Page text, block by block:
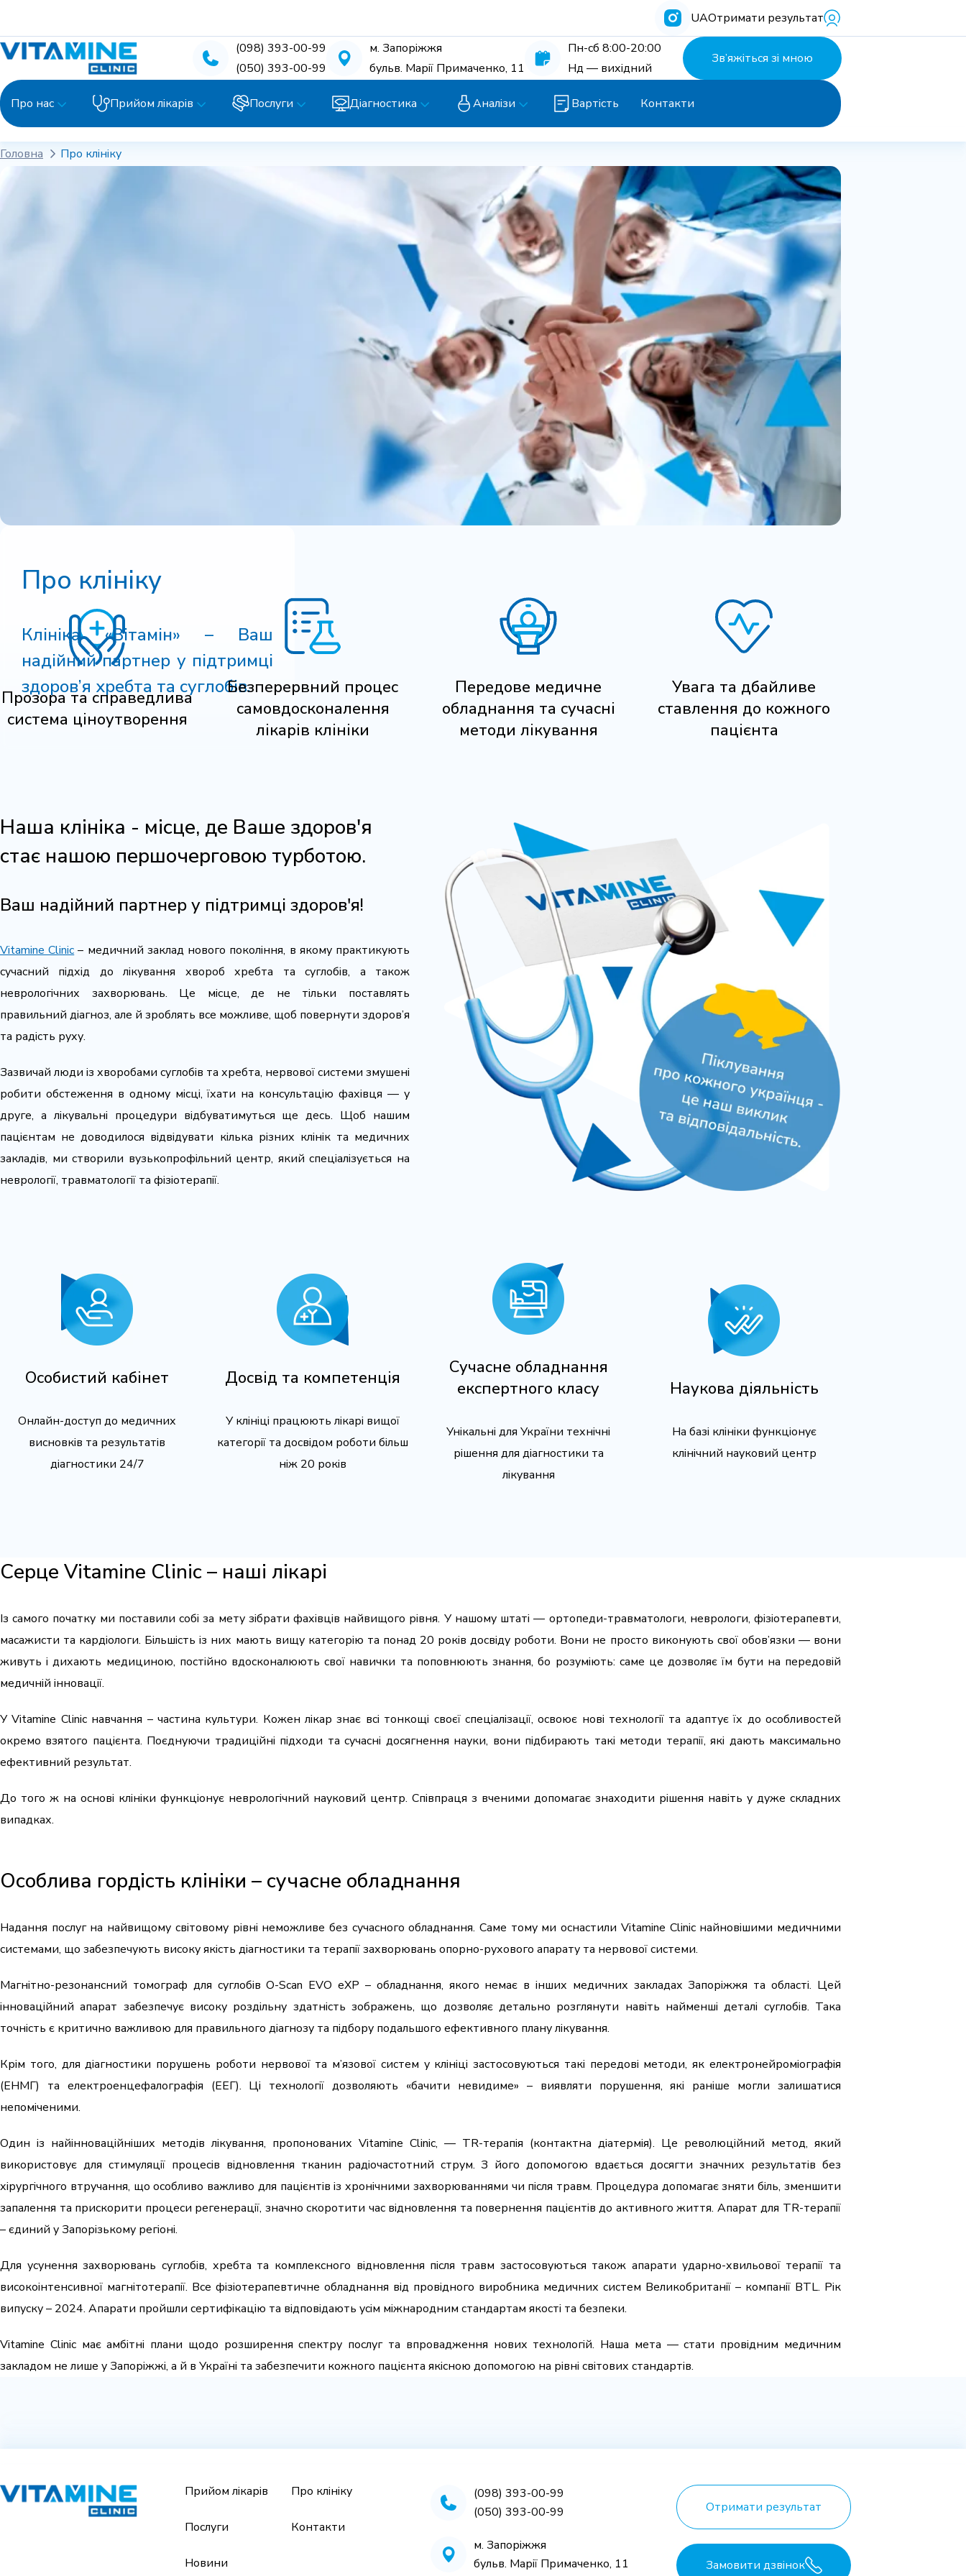
UAОтримати результат
(098) 393-00-99
(050) 393-00-99
м. Запоріжжя
бульв. Марії Примаченко, 11
Пн-cб 8:00-20:00
Нд — вихідний
Зв’яжіться зі мною
Про нас Прийом лікарів Послуги Діагностика Аналізи Вартість Контакти
Головна Про клініку
Про клініку
Клініка «Вітамін» – Ваш
надійний партнер у підтримці
здоров’я хребта та суглобів.
Прозора та справедлива
система ціноутворення
Безперервний процес
самовдосконалення
лікарів клініки
Передове медичне
обладнання та сучасні
методи лікування
Увага та дбайливе
ставлення до кожного
пацієнта
Наша клініка - місце, де Ваше здоров'я
стає нашою першочерговою турботою.
Ваш надійний партнер у підтримці здоров'я!
Vitamine Clinic – медичний заклад нового покоління, в якому практикують
сучасний підхід до лікування хвороб хребта та суглобів, а також
неврологічних захворювань. Це місце, де не тільки поставлять
правильний діагноз, але й зроблять все можливе, щоб повернути здоров’я
та радість руху.
Зазвичай люди із хворобами суглобів та хребта, нервової системи змушені
робити обстеження в одному місці, їхати на консультацію фахівця — у
друге, а лікувальні процедури відбуватимуться ще десь. Щоб нашим
пацієнтам не доводилося відвідувати кілька різних клінік та медичних
закладів, ми створили вузькопрофільний центр, який спеціалізується на
неврології, травматології та фізіотерапії.
Особистий кабінет
Онлайн-доступ до медичних
висновків та результатів
діагностики 24/7
Досвід та компетенція
У клініці працюють лікарі вищої
категорії та досвідом роботи більш
ніж 20 років
Сучасне обладнання
експертного класу
Унікальні для України технічні
рішення для діагностики та
лікування
Наукова діяльність
На базі клініки функціонує
клінічний науковий центр
Серце Vitamine Clinic – наші лікарі
Із самого початку ми поставили собі за мету зібрати фахівців найвищого рівня. У нашому штаті — ортопеди-травматологи, неврологи, фізіотерапевти,
масажисти та кардіологи. Більшість із них мають вищу категорію та понад 20 років досвіду роботи. Вони не просто виконують свої обов’язки — вони
живуть і дихають медициною, постійно вдосконалюють свої навички та поповнюють знання, бо розуміють: саме це дозволяє їм бути на передовій
медичній інновації.
У Vitamine Clinic навчання – частина культури. Кожен лікар знає всі тонкощі своєї спеціалізації, освоює нові технології та адаптує їх до особливостей
окремо взятого пацієнта. Поєднуючи традиційні підходи та сучасні досягнення науки, вони підбирають такі методи терапії, які дають максимально
ефективний результат.
До того ж на основі клініки функціонує неврологічний науковий центр. Співпраця з вченими допомагає знаходити рішення навіть у дуже складних
випадках.
Особлива гордість клініки – сучасне обладнання
Надання послуг на найвищому світовому рівні неможливе без сучасного обладнання. Саме тому ми оснастили Vitamine Clinic найновішими медичними
системами, що забезпечують високу якість діагностики та терапії захворювань опорно-рухового апарату та нервової системи.
Магнітно-резонансний томограф для суглобів O-Scan EVO eXP – обладнання, якого немає в інших медичних закладах Запоріжжя та області. Цей
інноваційний апарат забезпечує високу роздільну здатність зображень, що дозволяє детально розглянути навіть найменші деталі суглобів. Така
точність є критично важливою для правильного діагнозу та підбору подальшого ефективного плану лікування.
Крім того, для діагностики порушень роботи нервової та м’язової систем у клініці застосовуються такі передові методи, як електронейроміографія
(ЕНМГ) та електроенцефалографія (ЕЕГ). Ці технології дозволяють «бачити невидиме» – виявляти порушення, які раніше могли залишатися
непоміченими.
Один із найінноваційніших методів лікування, пропонованих Vitamine Clinic, — TR-терапія (контактна діатермія). Це революційний метод, який
використовує для стимуляції процесів відновлення тканин радіочастотний струм. З його допомогою вдається досягти значних результатів без
хірургічного втручання, що особливо важливо для пацієнтів із хронічними захворюваннями чи після травм. Процедура допомагає зняти біль, зменшити
запалення та прискорити процеси регенерації, значно скоротити час відновлення та повернення пацієнтів до активного життя. Апарат для TR-терапії
– єдиний у Запорізькому регіоні.
Для усунення захворювань суглобів, хребта та комплексного відновлення після травм застосовуються також апарати ударно-хвильової терапії та
високоінтенсивної магнітотерапії. Все фізіотерапевтичне обладнання від провідного виробника медичних систем Великобританії – компанії BTL. Рік
випуску – 2024. Апарати пройшли сертифікацію та відповідають усім міжнародним стандартам якості та безпеки.
Vitamine Clinic має амбітні плани щодо розширення спектру послуг та впровадження нових технологій. Наша мета — стати провідним медичним
закладом не лише у Запоріжжі, а й в Україні та забезпечити кожного пацієнта якісною допомогою на рівні світових стандартів.
Прийом лікарів
Послуги
Новини
Про клініку
Контакти
(098) 393-00-99
(050) 393-00-99
м. Запоріжжя
бульв. Марії Примаченко, 11
Отримати результат
Замовити дзвінок